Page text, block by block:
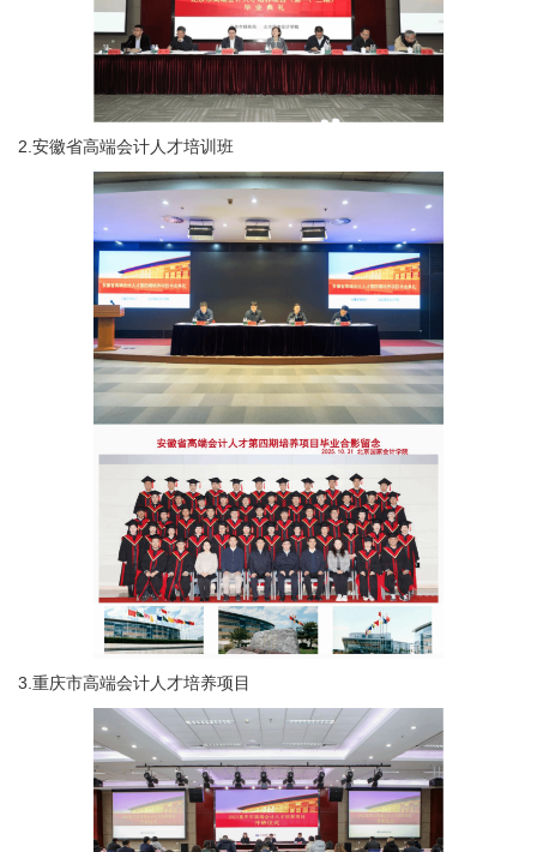
2.安徽省高端会计人才培训班
3.重庆市高端会计人才培养项目